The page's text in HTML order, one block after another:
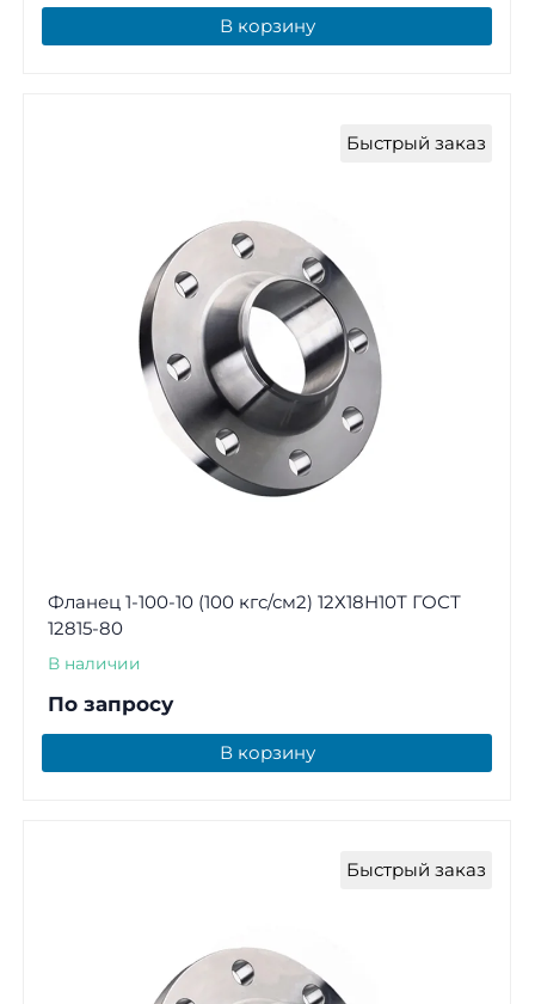
В корзину
Быстрый заказ
Фланец 1-100-10 (100 кгс/см2) 12Х18Н10Т ГОСТ
12815-80
В наличии
По запросу
В корзину
Быстрый заказ